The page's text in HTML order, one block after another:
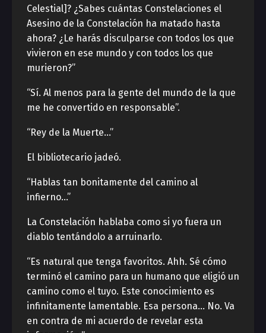
Celestial]? ¿Sabes cuántas Constelaciones el
Asesino de la Constelación ha matado hasta
ahora? ¿Le harás disculparse con todos los que
vivieron en ese mundo y con todos los que
murieron?”
“Sí. Al menos para la gente del mundo de la que
me he convertido en responsable”.
“Rey de la Muerte…”
El bibliotecario jadeó.
“Hablas tan bonitamente del camino al
infierno…”
La Constelación hablaba como si yo fuera un
diablo tentándolo a arruinarlo.
“Es natural que tenga favoritos. Ahh. Sé cómo
terminó el camino para un humano que eligió un
camino como el tuyo. Este conocimiento es
infinitamente lamentable. Esa persona… No. Va
en contra de mi acuerdo de revelar esta